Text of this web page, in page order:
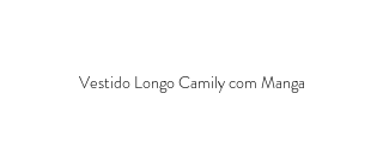
Vestido Longo Camily com Manga